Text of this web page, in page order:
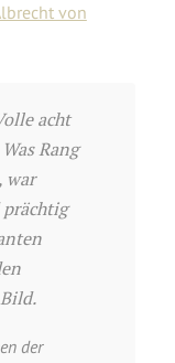
von
acht
Rang
war
der